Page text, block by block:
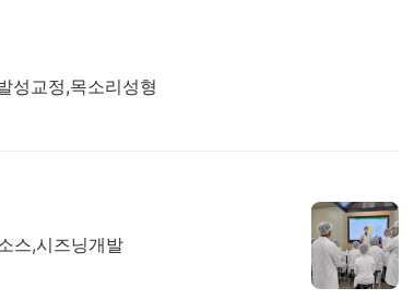
성교정,목소리성형
스,시즈닝개발